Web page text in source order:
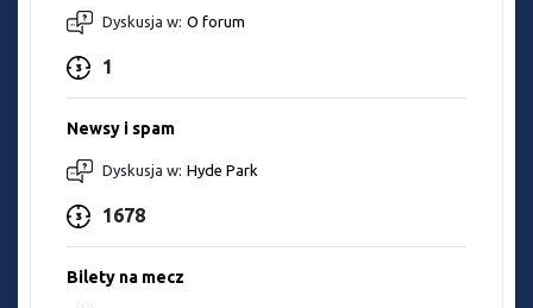
Dyskusja w: O forum
1
Newsy i spam
Dyskusja w: Hyde Park
1678
Bilety na mecz